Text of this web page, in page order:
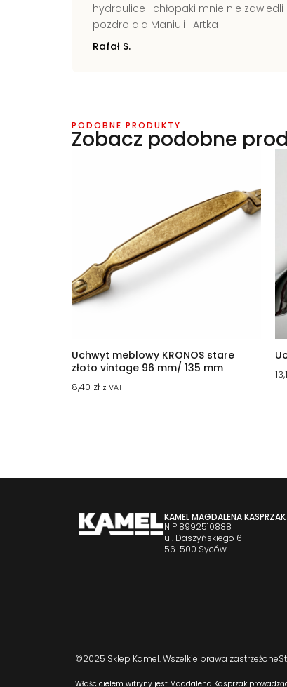
hydraulice i chłopaki mnie nie zawiedli
pozdro dla Maniuli i Artka
Rafał S.
PODOBNE PRODUKTY
Zobacz podobne
Uchwyt meblowy KRONOS stare
złoto vintage 96 mm/ 135 mm
8,40 zł z VAT
KAMEL MAGDALENA KASPRZAK
NIP 8992510888
ul. Daszyńskiego 6
56-500 Syców
©2025 Sklep Kamel. Wszelkie prawa zastrzeżone
Właścicielem witryny jest Magdalena Kasprzak